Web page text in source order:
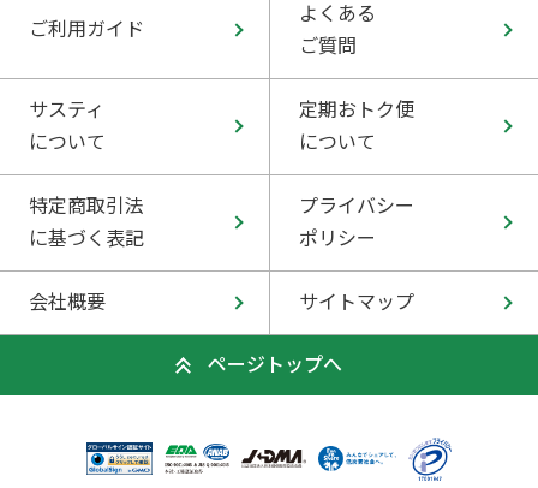
ご利用ガイド
よくある
ご質問
サスティ
について
定期おトク便
について
特定商取引法
に基づく表記
プライバシー
ポリシー
会社概要 サイトマップ
ページトップへ